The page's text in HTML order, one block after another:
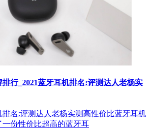
行_2021蓝牙耳机排名:评测达人老杨实
排名:评测达人老杨实测高性价比蓝牙耳机
一份性价比超高的蓝牙耳